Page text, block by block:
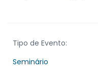
Tipo de Evento:
Seminário